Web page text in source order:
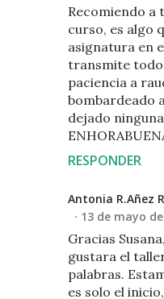
Recomiendo a
curso, es algo
asignatura en
transmite todo
paciencia a
bombardeado
dejado
RESPONDER
Antonia R.Añez
13 de mayo
Gracias
gustara el
palabras.
es solo el